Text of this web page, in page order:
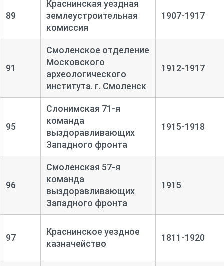
89
Краснинская уездная
землеустроительная
комиссия
1907-1917
91
Смоленское отделение
Московского
археологического
института. г. Смоленск
1912-1917
95
Слонимская 71-я
команда
выздоравливающих
Западного фронта
1915-1918
96
Смоленская 57-я
команда
выздоравливающих
Западного фронта
1915
97
Краснинское уездное
казначейство
1811-1920